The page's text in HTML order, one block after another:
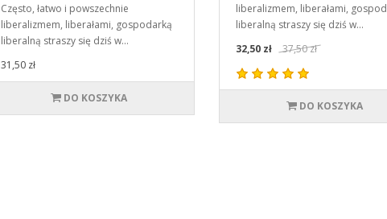
Często, łatwo i powszechnie
liberalizmem, liberałami, gospodarką
liberalną straszy się dziś w…
31,50 zł
DO KOSZYKA
liberalizmem, liberałami,
liberalną straszy się dziś w…
32,50 zł
37,50 zł
DO KOSZYKA